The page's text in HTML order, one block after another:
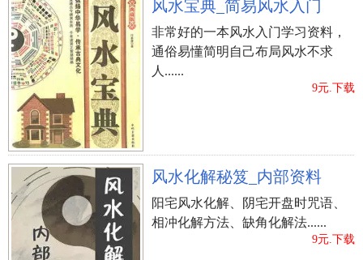
风水宝典_简易风水入门
非常好的一本风水入门学习资料，
通俗易懂简明自己布局风水不求
人......
9元.下载
风水化解秘笈_内部资料
阳宅风水化解、阴宅开盘时咒语、
相冲化解方法、缺角化解法......
9元.下载